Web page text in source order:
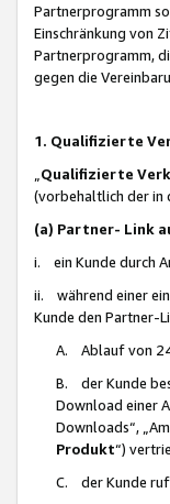
Partnerprogramm
Einschränkung von
Partnerprogramm,
gegen die
1. Qualifizierte
Qualifizierte
(vorbehaltlich der in
(a) Partner- Link
i. ein Kunde durch
ii. während einer
Kunde den Partner-
A. Ablauf von
B. der Kunde
Download einer
Downloads“,
Produkt“)
C. der Kunde